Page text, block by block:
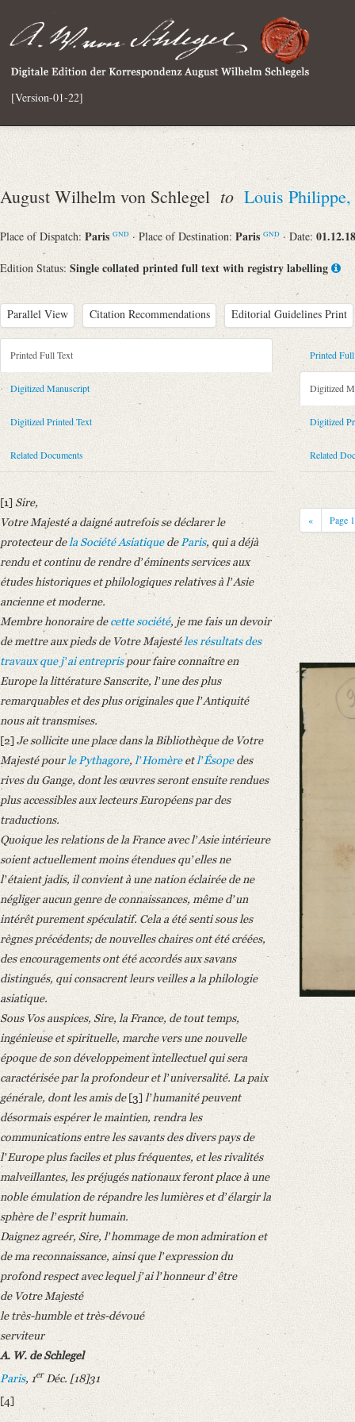
[Version-01-22]
August Wilhelm von Schlegel to Louis
Place of Dispatch: Paris GND · Place of Destination: Paris GND · Date:
Edition Status: Single collated printed full text with registry labelling
Parallel View Citation Recommendations Editorial Guidelines Print
Metadata Concerning Header
Sender: August Wilhelm von Schlegel
Recipient: Louis Philippe, Frankreich, König
Place of Dispatch: Paris
Date: 01.12.1831
Notations: Empfangsort erschlossen.
Printed Text
Provider: Dresden, Sächsische Landesbibliothek - Staats- und
OAI Id: 343347008
Bibliography: Briefe von und an August Wilhelm Schlegel.
Incipit: „[1] Sire,
Votre Majesté a daigné autrefois se déclarer le protecteur de la
Manuscript
Provider: Dresden, Sächsische Landesbibliothek - Staats- und
OAI Id: DE-611-34965
Classification Number: Mscr.Dresd.e.90,XIX,Bd.14,Nr.90
Number of Pages: 3 S. auf Doppelbl., hs. m. U.
Format: 25,6 x 20,8 cm
Language
French
Printed Full Text
Digitized Manuscript
Digitized Printed Text
Related Documents
[1] Sire,
Votre Majesté a daigné autrefois se déclarer le
protecteur dela Société Asiatiquede Paris, qui a déjà
rendu et continu de rendre dʼéminents services aux
études historiques et philologiques relatives à lʼAsie
ancienne et moderne.
Membre honoraire decette société, je me fais un devoir
de mettre aux pieds de Votre Majestéles résultats des
travaux que jʼai entreprispour faire connaître en
Europe la littérature Sanscrite, lʼune des plus
remarquables et des plus originales que lʼAntiquité
nous ait transmises.
[2]Je sollicite une place dans la Bibliothèque de Votre
Majesté pourle Pythagore, lʼHomèreetlʼÉsopedes
rives du Gange, dont les œuvres seront ensuite rendues
plus accessibles aux lecteurs Européens par des
traductions.
Quoique les relations de la France avec lʼAsie intérieure
soient actuellement moins étendues quʼelles ne
lʼétaient jadis, il convient à une nation éclairée de ne
négliger aucun genre de connaissances, même dʼun
intérêt purement spéculatif. Cela a été senti sous les
règnes précédents; de nouvelles chaires ont été créées,
des encouragements ont été accordés aux savans
distingués, qui consacrent leurs veilles a la philologie
asiatique.
Sous Vos auspices, Sire, la France, de tout temps,
ingénieuse et spirituelle, marche vers une nouvelle
époque de son développement intellectuel qui sera
caractérisée par la profondeur et lʼuniversalité. La paix
générale, dont les amis de[3] lʼhumanité peuvent
désormais espérer le maintien, rendra les
communications entre les savants des divers pays de
lʼEurope plus faciles et plus fréquentes, et les rivalités
malveillantes, les préjugés nationaux feront place à une
noble émulation de répandre les lumières et dʼélargir la
sphère de lʼesprit humain.
Daignez agreér, Sire, lʼhommage de mon admiration et
de ma reconnaissance, ainsi que lʼexpression du
profond respect avec lequel jʼai lʼhonneur dʼêtre
de Votre Majesté
le très-humble et très-dévoué
serviteur
A. W. de Schlegel
Paris, 1erDéc. [18]31
[4]
Printed
Digitized
Digitized
Related
« Page 1